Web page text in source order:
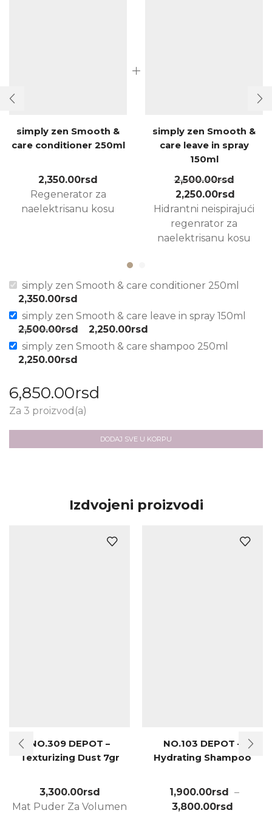
simply zen Smooth &
care conditioner 250ml
2,350.00rsd
Regenerator za
naelektrisanu kosu
simply zen Smooth &
care leave in spray
150ml
2,500.00rsd
2,250.00rsd
Hidrantni neispirajući
regenrator za
naelektrisanu kosu
simply zen Smooth & care conditioner 250ml
2,350.00rsd
simply zen Smooth & care leave in spray 150ml
2,500.00rsd 2,250.00rsd
simply zen Smooth & care shampoo 250ml
2,250.00rsd
6,850.00rsd
Za 3 proizvod(a)
DODAJ SVE U KORPU
Izdvojeni proizvodi
NO.309 DEPOT –
Texturizing Dust 7gr
3,300.00rsd
Mat Puder Za Volumen
NO.103 DEPOT –
Hydrating Shampoo
1,900.00rsd –
3,800.00rsd